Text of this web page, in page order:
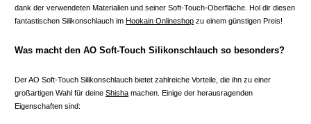
dank der verwendeten Materialien und seiner Soft-Touch-Oberfläche. Hol dir diesen
fantastischen Silikonschlauch im Hookain Onlineshop zu einem günstigen Preis!
Was macht den AO Soft-Touch Silikonschlauch so besonders?
Der AO Soft-Touch Silikonschlauch bietet zahlreiche Vorteile, die ihn zu einer
großartigen Wahl für deine Shisha machen. Einige der herausragenden
Eigenschaften sind: